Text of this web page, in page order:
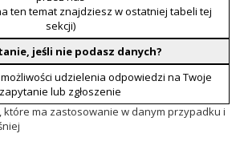
ten temat znajdziesz w ostatniej tabeli tej
sekcji)
jeśli nie podasz danych?
udzielenia odpowiedzi na Twoje
zapytanie lub zgłoszenie
które ma zastosowanie w danym przypadku i